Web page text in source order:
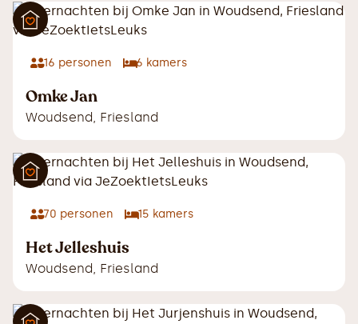
16 personen 6 kamers
Omke Jan
Woudsend, Friesland
70 personen 15 kamers
Het Jelleshuis
Woudsend, Friesland